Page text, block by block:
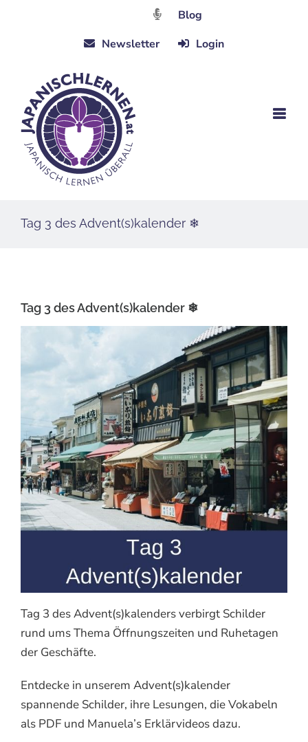
Blog
Newsletter
Login
Tag 3 des Advent(s)kalender ❄
Tag 3 des Advent(s)kalender ❄
Tag 3 des Advent(s)kalenders verbirgt Schilder
rund ums Thema Öffnungszeiten und Ruhetagen
der Geschäfte.
Entdecke in unserem Advent(s)kalender
spannende Schilder, ihre Lesungen, die Vokabeln
als PDF und Manuela’s Erklärvideos dazu.